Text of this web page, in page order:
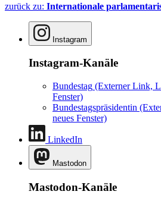
zurück zu: Internationale
Instagram
Instagram-Kanäle
Bundestag (Externer Link,
Fenster)
Bundestagspräsidentin
neues Fenster)
LinkedIn
Mastodon
Mastodon-Kanäle